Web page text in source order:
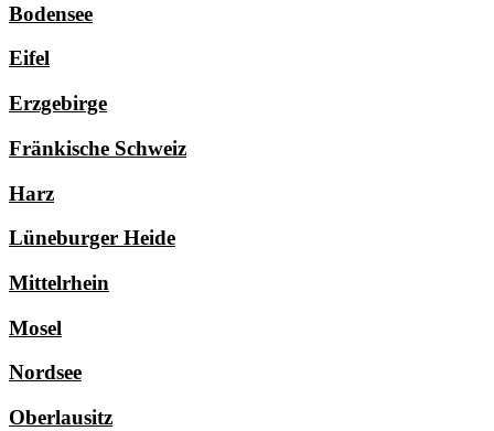
Bodensee
Eifel
Erzgebirge
Fränkische Schweiz
Harz
Lüneburger Heide
Mittelrhein
Mosel
Nordsee
Oberlausitz